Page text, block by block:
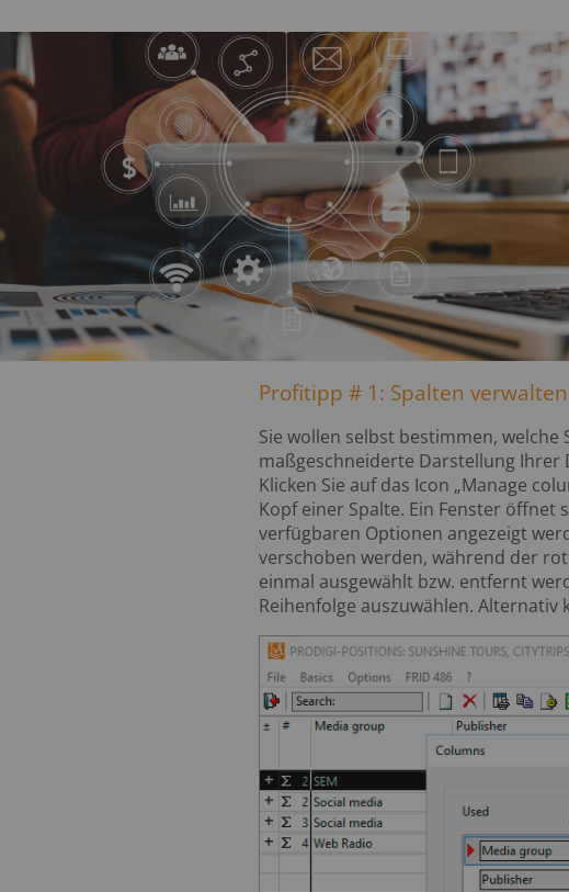
Profitipp # 1: Spalten verwalten
Sie wollen selbst bestimmen,
maßgeschneiderte Darstellung Ihrer
Klicken Sie auf das Icon „Manage
Kopf einer Spalte. Ein Fenster öffnet
verfügbaren Optionen angezeigt
verschoben werden, während der
einmal ausgewählt bzw. entfernt
Reihenfolge auszuwählen.